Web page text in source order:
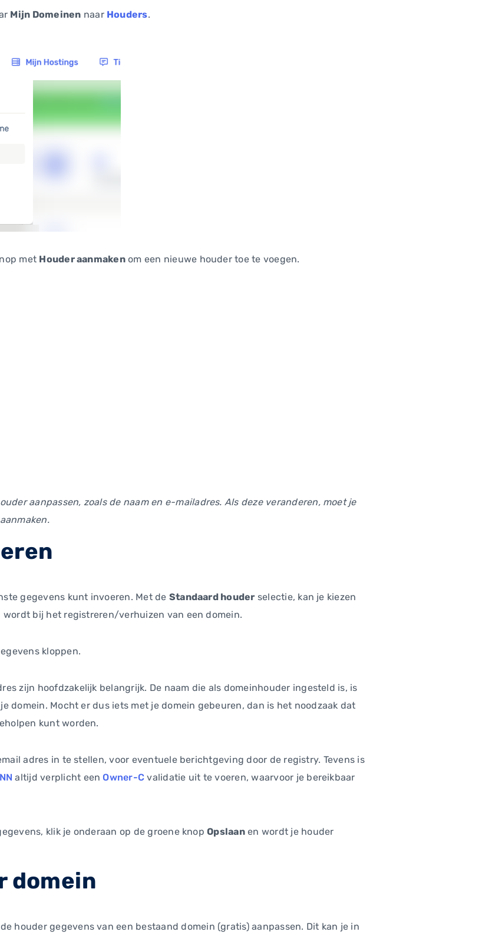
Mijn Domeinen naar Houders.
met Houder aanmakenom een nieuwe houder toe te voegen.
aanpassen, zoals de naam en e-mailadres. Als deze veranderen, moet je
gegevens kunt invoeren. Met de Standaard houder selectie, kan je kiezen
bij het registreren/verhuizen van een domein.
kloppen.
zijn hoofdzakelijk belangrijk. De naam die als domeinhouder ingesteld is, is
domein. Mocht er dus iets met je domein gebeuren, dan is het noodzaak dat
kunt worden.
adres in te stellen, voor eventuele berichtgeving door de registry. Tevens is
altijd verplicht eenOwner-C validatie uit te voeren, waarvoor je bereikbaar
klik je onderaan op de groene knopOpslaanen wordt je houder
domein
houder gegevens van een bestaand domein (gratis) aanpassen. Dit kan je in